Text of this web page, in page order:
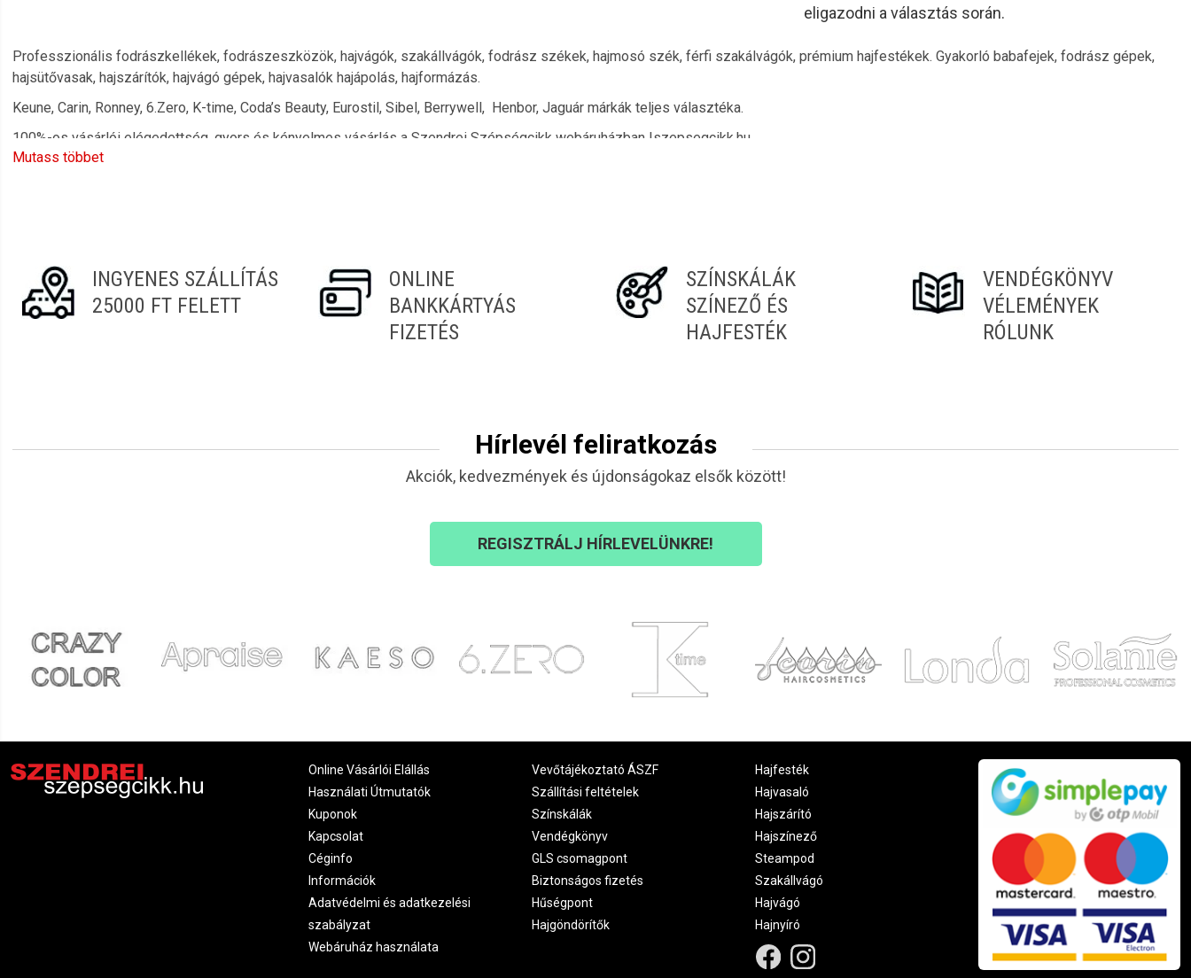
eligazodni a választás során.
Professzionális fodrászkellékek, fodrászeszközök, hajvágók, szakállvágók, fodrász székek, hajmosó szék, férfi szakálvágók, prémium hajfestékek. Gyakorló babafejek, fodrász gépek,
hajsütővasak, hajszárítók, hajvágó gépek, hajvasalók hajápolás, hajformázás.
Keune, Carin, Ronney, 6.Zero, K-time, Coda’s Beauty, Eurostil, Sibel, Berrywell, Henbor, Jaguár márkák teljes választéka.
100%-os vásárlói elégedettség, gyors és kényelmes vásárlás a Szendrei Szépségcikk webáruházban |szepsegcikk.hu
Mutass többet
INGYENES SZÁLLÍTÁS
25000 FT FELETT
ONLINE
BANKKÁRTYÁS
FIZETÉS
SZÍNSKÁLÁK
SZÍNEZŐ ÉS
HAJFESTÉK
VENDÉGKÖNYV
VÉLEMÉNYEK
RÓLUNK
Hírlevél feliratkozás
Akciók, kedvezmények és újdonságokaz elsők között!
REGISZTRÁLJ HÍRLEVELÜNKRE!
Online Vásárlói Elállás
Használati Útmutatók
Kuponok
Kapcsolat
Céginfo
Információk
Adatvédelmi és adatkezelési
szabályzat
Webáruház használata
Vevőtájékoztató ÁSZF
Szállítási feltételek
Színskálák
Vendégkönyv
GLS csomagpont
Biztonságos fizetés
Hűségpont
Hajgöndörítők
Hajfesték
Hajvasaló
Hajszárító
Hajszínező
Steampod
Szakállvágó
Hajvágó
Hajnyíró